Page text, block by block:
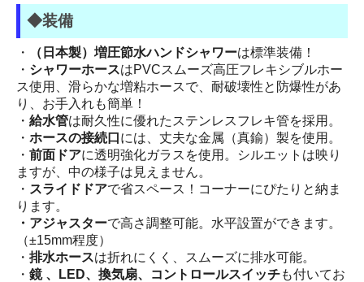
◆装備
・ （日本製）増圧節水ハンドシャワーは標準装備！
・ シャワーホースはPVCスムーズ高圧フレキシブルホー
ス使用、滑らかな増粘ホースで、耐破壊性と防爆性があ
り、お手入れも簡単！
・ 給水管は耐久性に優れたステンレスフレキ管を採用。
・ ホースの接続口 には、丈夫な金属（真鍮）製を使用。
・ 前面ドアに透明強化ガラスを使用。シルエットは映り
ますが、中の様子は見えません。
・ スライドドアで省スペース！コーナーにぴたりと納ま
ります。
・アジャスターで高さ調整可能。水平設置ができます。
（±15mm程度）
・ 排水ホースは折れにくく、スムーズに排水可能。
・ 鏡 、LED、換気扇、コントロールスイッチも付いてお